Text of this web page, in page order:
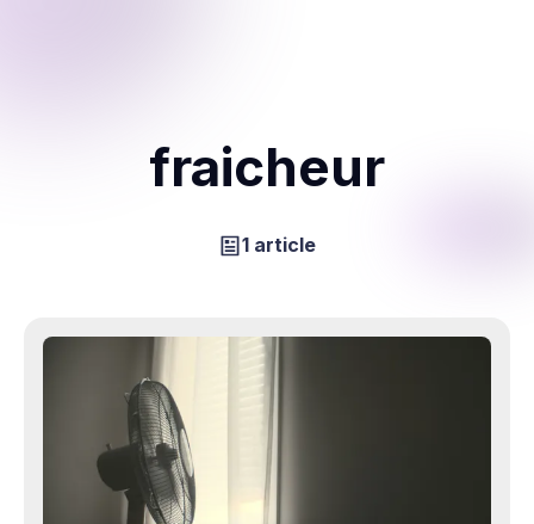
fraicheur
1 article